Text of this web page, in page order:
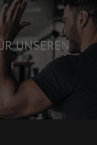
UNSEREN